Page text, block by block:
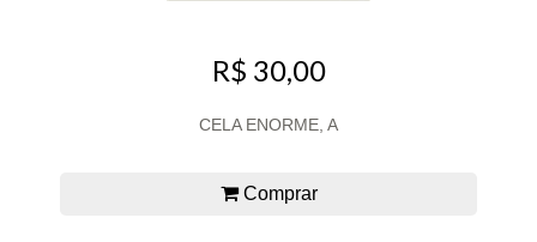
R$ 30,00
CELA ENORME, A
Comprar